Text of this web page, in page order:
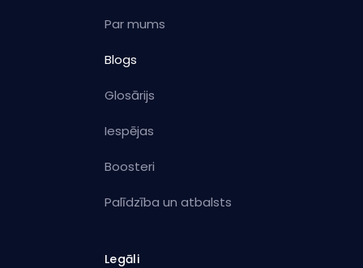
Par mums
Blogs
Glosārijs
Iespējas
Boosteri
Palīdzība un atbalsts
Legāli